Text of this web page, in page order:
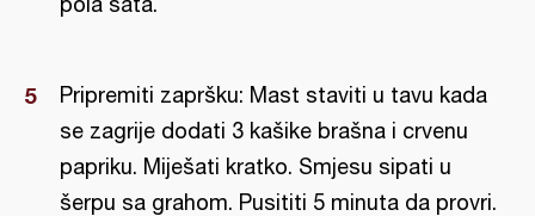
Pripremiti zapršku: Mast staviti u tavu kada
se zagrije dodati 3 kašike brašna i crvenu
papriku. Miješati kratko. Smjesu sipati u
šerpu sa grahom. Pusititi 5 minuta da provri.